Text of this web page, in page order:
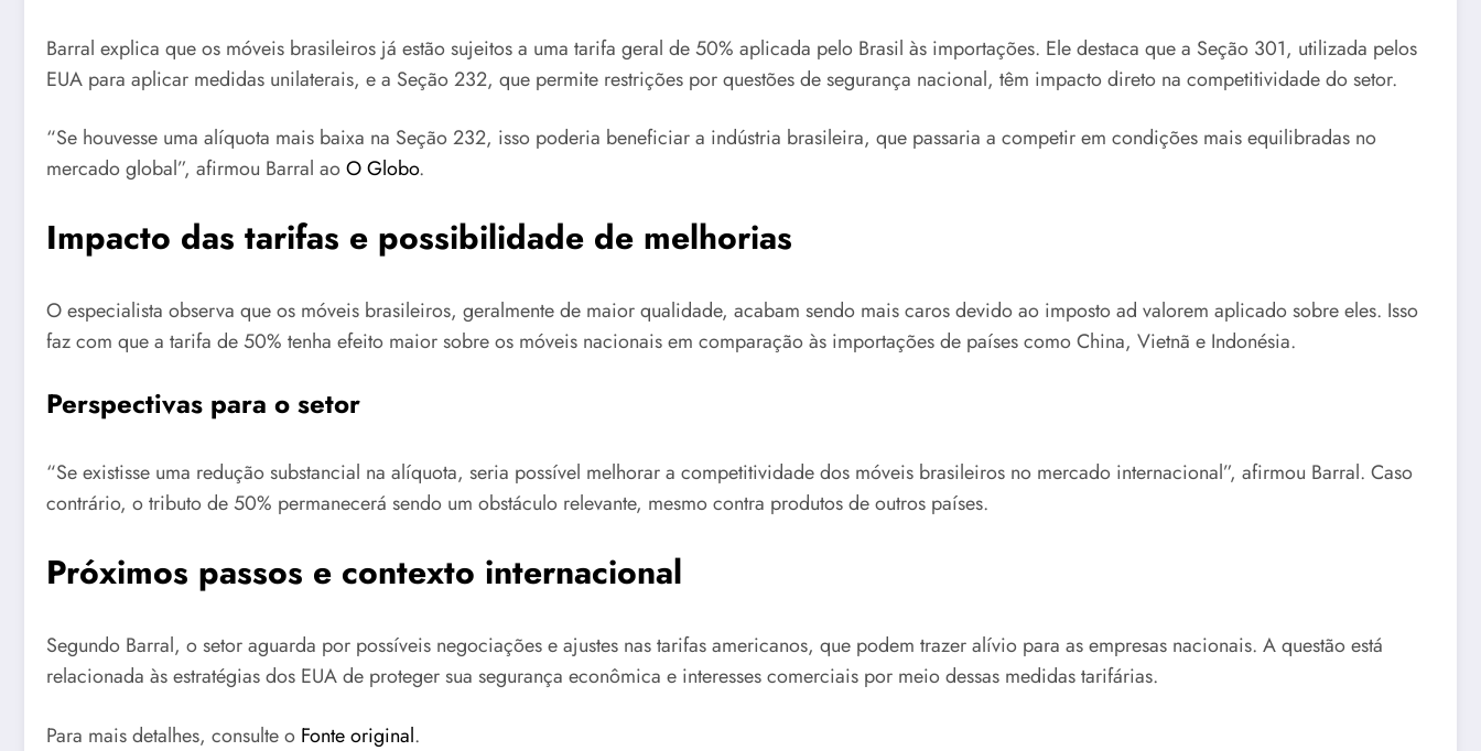
Barral explica que os móveis brasileiros já estão sujeitos a uma tarifa geral de 50% aplicada pelo Brasil às importações. Ele destaca que a Seção 301, utilizada pelos
EUA para aplicar medidas unilaterais, e a Seção 232, que permite restrições por questões de segurança nacional, têm impacto direto na competitividade do setor.
“Se houvesse uma alíquota mais baixa na Seção 232, isso poderia beneficiar a indústria brasileira, que passaria a competir em condições mais equilibradas no
mercado global”, afirmou Barral aoO Globo.
Impacto das tarifas e possibilidade de melhorias
O especialista observa que os móveis brasileiros, geralmente de maior qualidade, acabam sendo mais caros devido ao imposto ad valorem aplicado sobre eles. Isso
faz com que a tarifa de 50% tenha efeito maior sobre os móveis nacionais em comparação às importações de países como China, Vietnã e Indonésia.
Perspectivas para o setor
“Se existisse uma redução substancial na alíquota, seria possível melhorar a competitividade dos móveis brasileiros no mercado internacional”, afirmou Barral. Caso
contrário, o tributo de 50% permanecerá sendo um obstáculo relevante, mesmo contra produtos de outros países.
Próximos passos e contexto internacional
Segundo Barral, o setor aguarda por possíveis negociações e ajustes nas tarifas americanos, que podem trazer alívio para as empresas nacionais. A questão está
relacionada às estratégias dos EUA de proteger sua segurança econômica e interesses comerciais por meio dessas medidas tarifárias.
Para mais detalhes, consulte o Fonte original.